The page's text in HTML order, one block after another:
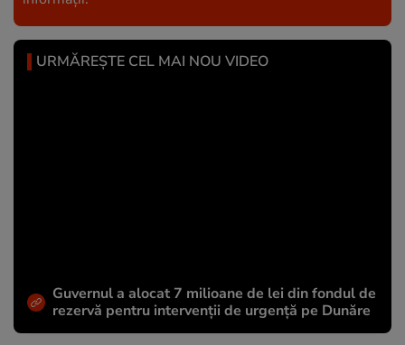
URMĂREȘTE CEL MAI NOU VIDEO
Guvernul a alocat 7 milioane de lei din fondul de
rezervă pentru intervenții de urgență pe Dunăre